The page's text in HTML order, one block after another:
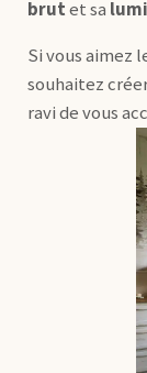
brutet sa
Si vous aimez
souhaitez
ravi de vous